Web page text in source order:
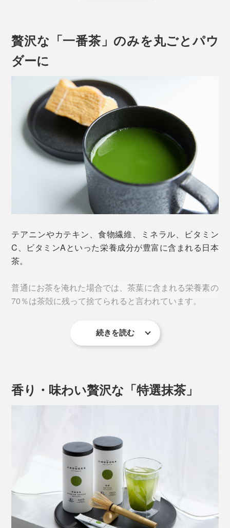
けるよう粉末に。
水やお湯にさっと溶けて、香りも喉ごしもいい。
1包（2g）とお水350mlを入れてシャカシャカ振るだけ
で、すぐに溶けておいしい。
そこは、無農薬有機でおいしい茶葉を栽培するための条
件と自然に恵まれた環境です。
農薬・化学肥料を一切使用しない『THE NODOKA』の
お茶は、国内でわずか3％しか認められていない
JAS（日本）、USDA（アメリカ）有機認証をともに取
土壌や原材料、製造工程などの厳しい審査があるオーガ
それらを常にクリアしながら、土壌づくりから丁寧に育
てられたお茶だからこそ、茶葉のうまみや栄養を丸ごと
いただけるのです。
贅沢な「一番茶」のみを丸ごとパウ
ダーに
テアニンやカテキン、食物繊維、ミネラル、ビタミン
C、ビタミンAといった栄養成分が豊富に含まれる日本
茶。
普通にお茶を淹れた場合では、茶葉に含まれる栄養素の
70％は茶殻に残って捨てられると言われています。
無農薬有機栽培の『THE NODOKA』のお茶は、自信を
続きを読む
香り・味わい贅沢な「特選抹茶」